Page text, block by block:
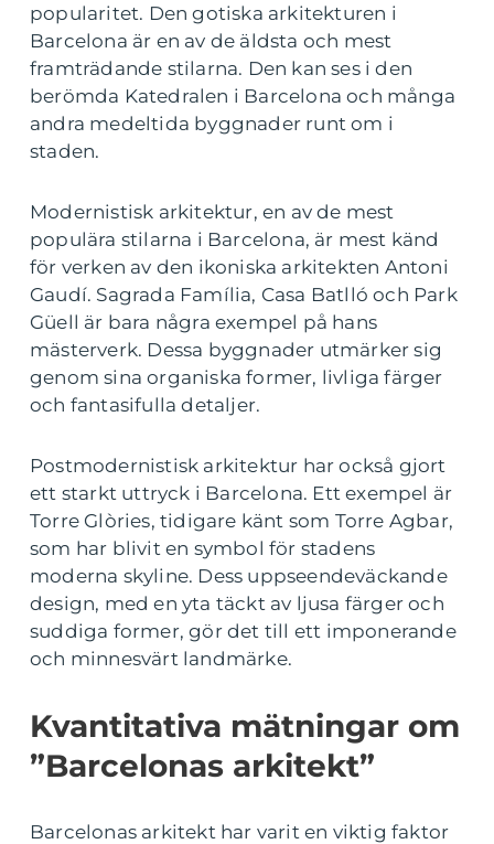
popularitet. Den gotiska arkitekturen i
Barcelona är en av de äldsta och mest
framträdande stilarna. Den kan ses i den
berömda Katedralen i Barcelona och många
andra medeltida byggnader runt om i
staden.
Modernistisk arkitektur, en av de mest
populära stilarna i Barcelona, är mest känd
för verken av den ikoniska arkitekten Antoni
Gaudí. Sagrada Família, Casa Batlló och Park
Güell är bara några exempel på hans
mästerverk. Dessa byggnader utmärker sig
genom sina organiska former, livliga färger
och fantasifulla detaljer.
Postmodernistisk arkitektur har också gjort
ett starkt uttryck i Barcelona. Ett exempel är
Torre Glòries, tidigare känt som Torre Agbar,
som har blivit en symbol för stadens
moderna skyline. Dess uppseendeväckande
design, med en yta täckt av ljusa färger och
suddiga former, gör det till ett imponerande
och minnesvärt landmärke.
Kvantitativa mätningar om
”Barcelonas arkitekt”
Barcelonas arkitekt har varit en viktig faktor